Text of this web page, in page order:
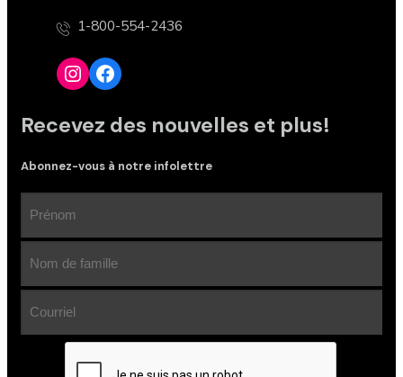
1-800-554-2436
Instagram
Facebook
Recevez des nouvelles et plus!
Abonnez-vous à notre infolettre
(Nécessaire)
de
famille
(Nécessaire)
Address
(Nécessaire)
CAPTCHA